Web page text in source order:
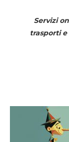
Servizi
trasporti